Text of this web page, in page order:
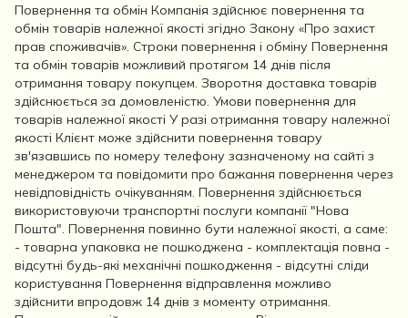
Повернення та обмін Компанія здійснює повернення та
обмін товарів належної якості згідно Закону «Про захист
прав споживачів». Строки повернення і обміну Повернення
та обмін товарів можливий протягом 14 днів після
отримання товару покупцем. Зворотня доставка товарів
здійснюється за домовленістю. Умови повернення для
товарів належної якості У разі отримання товару належної
якості Клієнт може здійснити повернення товару
зв'язавшись по номеру телефону зазначеному на сайті з
менеджером та повідомити про бажання повернення через
невідповідність очікуванням. Повернення здійснюється
використовуючи транспортні послуги компанії "Нова
Пошта". Повернення повинно бути належної якості, а саме:
- товарна упаковка не пошкоджена - комплектація повна -
відсутні будь-які механічні пошкодження - відсутні сліди
користування Повернення відправлення можливо
здійснити впродовж 14 днів з моменту отримання.